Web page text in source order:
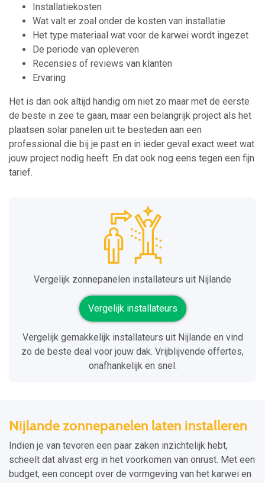
Installatiekosten
Wat valt er zoal onder de kosten van installatie
Het type materiaal wat voor de karwei wordt ingezet
De periode van opleveren
Recensies of reviews van klanten
Ervaring
Het is dan ook altijd handig om niet zo maar met de eerste
de beste in zee te gaan, maar een belangrijk project als het
plaatsen solar panelen uit te besteden aan een
professional die bij je past en in ieder geval exact weet wat
jouw project nodig heeft. En dat ook nog eens tegen een fijn
tarief.
Vergelijk zonnepanelen installateurs uit Nijlande
Vergelijk installateurs
Vergelijk gemakkelijk installateurs uit Nijlande en vind
zo de beste deal voor jouw dak. Vrijblijvende offertes,
onafhankelijk en snel.
Nijlande zonnepanelen laten installeren
Indien je van tevoren een paar zaken inzichtelijk hebt,
scheelt dat alvast erg in het voorkomen van onrust. Met een
budget, een concept over de vormgeving van het karwei en